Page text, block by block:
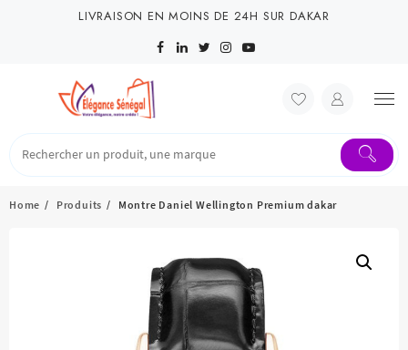
LIVRAISON EN MOINS DE 24H SUR DAKAR
Home Produits Montre Daniel Wellington Premium dakar